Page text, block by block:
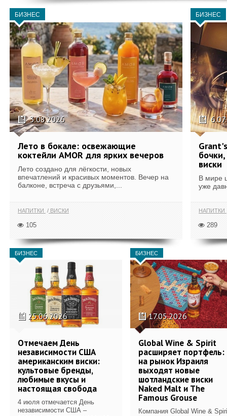
БИЗНЕС
3.08.2026
Лето в бокале: освежающие
коктейли AMOR для ярких вечеров
Лето создано для лёгкости, новых
впечатлений и красивых моментов. Вечер на
балконе, встреча с друзьями,...
НАПИТКИ ВИСКИ
105
БИЗНЕС
виски
В мире
уже
НАПИТКИ
289
БИЗНЕС
25.06.2026
Отмечаем День
независимости США
американским виски:
культовые бренды,
любимые вкусы и
настоящая свобода
4 июля отмечается День
независимости США –
БИЗНЕС
17.05.2026
Global Wine & Spirit
расширяет портфель:
на рынок Израиля
выходят новые
шотландские виски
Naked Malt и The
Famous Grouse
Компания Global Wine &